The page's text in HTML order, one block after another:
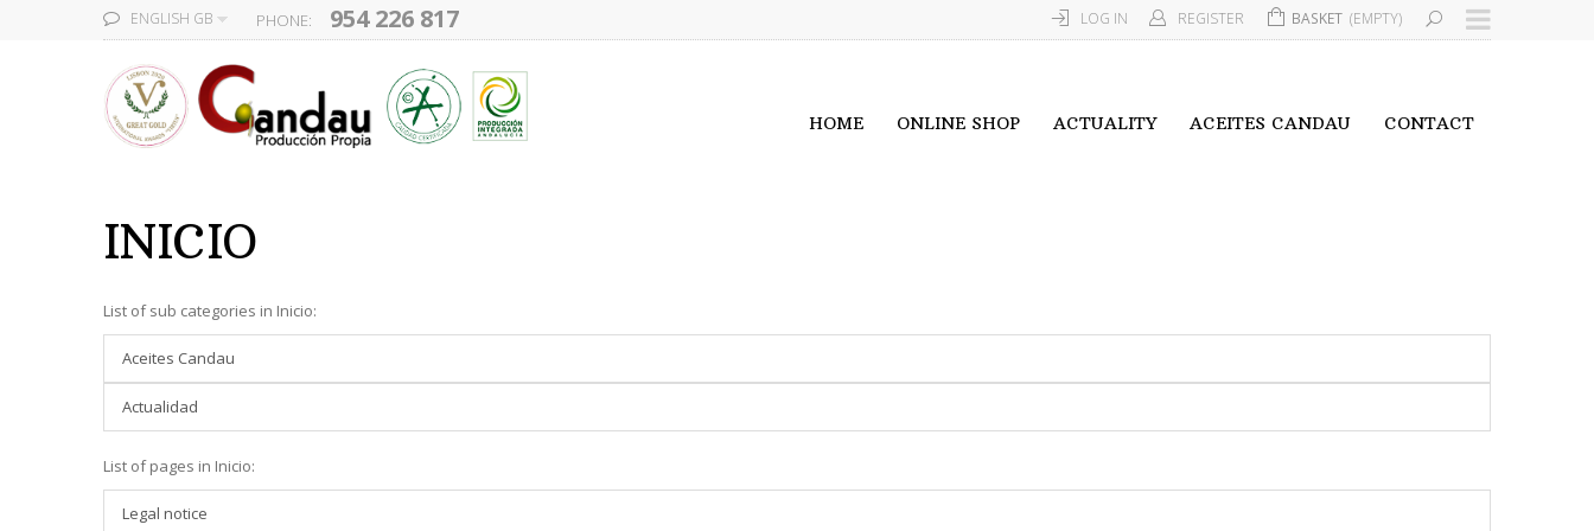
ENGLISH GB PHONE: 954 226 817 BASKET (EMPTY)
LOG IN REGISTER
HOME ONLINE SHOP ACTUALITY ACEITES CANDAU CONTACT
INICIO
List of sub categories in Inicio:
Aceites Candau
Actualidad
List of pages in Inicio:
Legal notice